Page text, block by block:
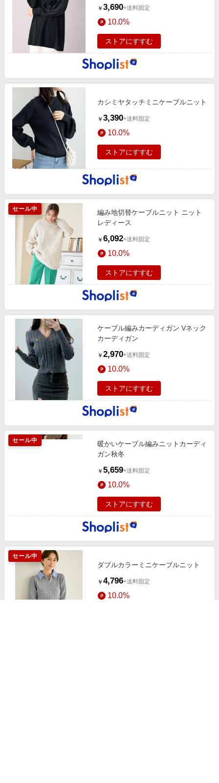
￥ 3,690+送料固定
10.0%
ストアにすすむ
カシミヤタッチミニケーブルニット
￥ 3,390+送料固定
10.0%
ストアにすすむ
セール中
編み地切替ケーブルニット ニット
レディース
￥ 6,092+送料固定
10.0%
ストアにすすむ
ケーブル編みカーディガン Vネック
カーディガン
￥ 2,970+送料固定
10.0%
ストアにすすむ
セール中
暖かいケーブル編みニットカーディ
ガン秋冬
￥ 5,659+送料固定
10.0%
ストアにすすむ
セール中
ダブルカラーミニケーブルニット
￥ 4,796+送料固定
10.0%